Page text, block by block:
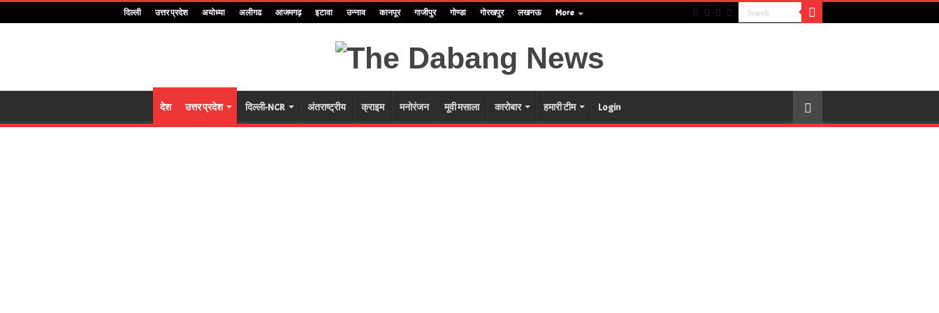
दिल्ली उत्तर प्रदेश अयोध्या अलीगढ आजमगढ़ इटावा उन्नाव कानपूर गाजीपुर गोण्डा गोरखपुर लखनऊ More
देश उत्तर प्रदेश दिल्ली-NCR अंतराष्ट्रीय क्राइम मनोरंजन मूवी मसाला कारोबार हमारी टीम Login